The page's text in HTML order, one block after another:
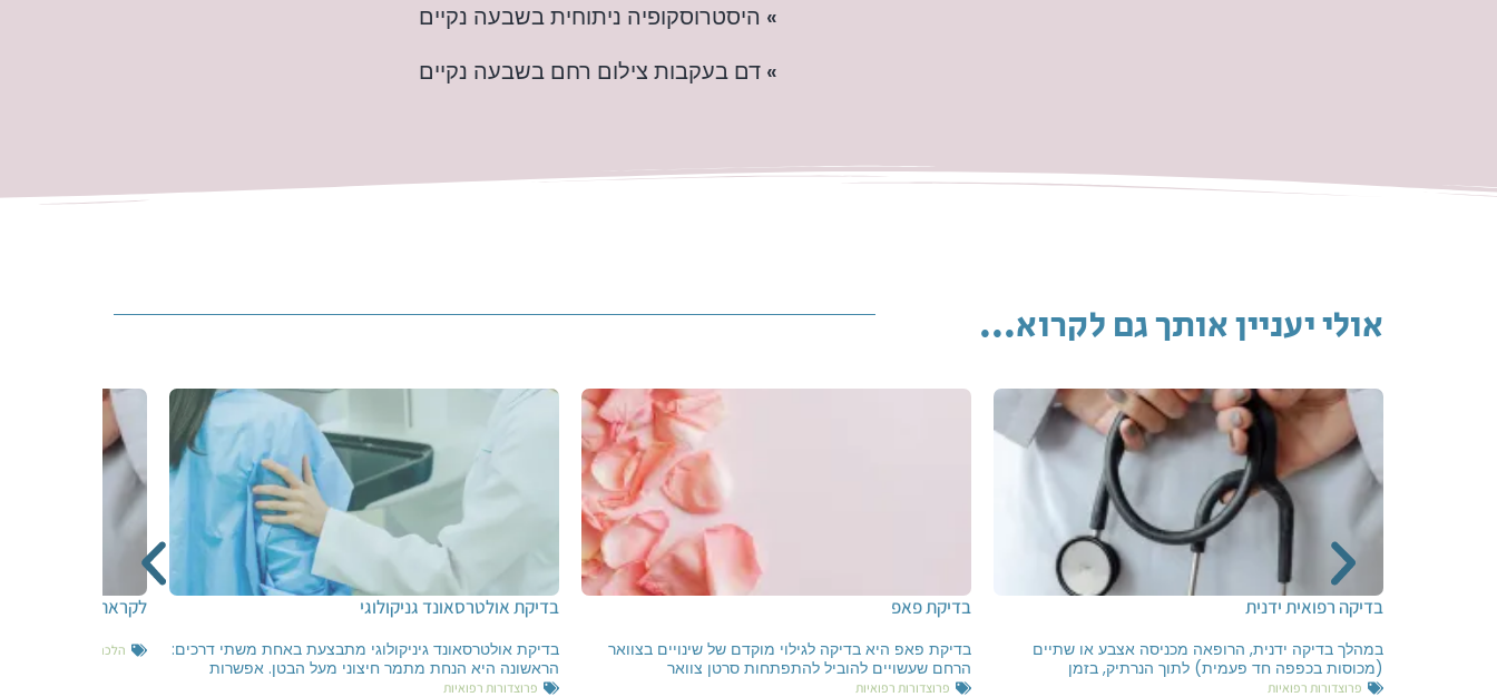
» היסטרוסקופיה ניתוחית בשבעה נקיים
» דם בעקבות צילום רחם בשבעה נקיים
אולי יעניין אותך גם לקרוא...
בדיקה רפואית ידנית
במהלך בדיקה ידנית, הרופאה מכניסה אצבע או שתיים
(מכוסות בכפפה חד פעמית) לתוך הנרתיק, בזמן
פרוצדורות רפואיות
בדיקת פאפ
בדיקת פאפ היא בדיקה לגילוי מוקדם של שינויים בצוואר
הרחם שעשויים להוביל להתפתחות סרטן צוואר
פרוצדורות רפואיות
בדיקת אולטרסאונד גניקולוגי
בדיקת אולטרסאונד גיניקולוגי מתבצעת באחת משתי דרכים:
הראשונה היא הנחת מתמר חיצוני מעל הבטן. אפשרות
פרוצדורות רפואיות
לקראת ניתוח
הלכה ובריאות האישה